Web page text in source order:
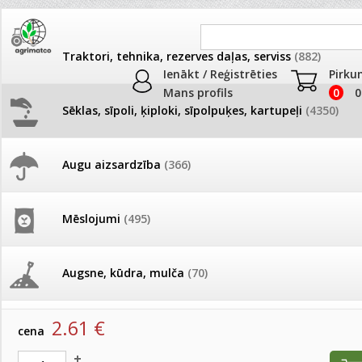
Ienākt / Reģistrēties
Mans profils
0
Traktori, tehnika, rezerves daļas, serviss (882)
Sēklas, sīpoli, ķiploki, sīpolpuķes, kartupeļi (4350)
Augu aizsardzība (366)
Mēslojumi (495)
Augsne, kūdra, mulča (70)
Podi un kasetes
JAUNUMI
Pašlasīšanas vietu katalogs
26.05. Vebinārs - Kā ierobežot
gliemežus piemājas dārzā un
Darba laiks Līgo svētkos
Ūdens piemērotības noteikšana
AKCIJAS
frēze + mulčieris +
AKCIJAS komplekts -
Lobēlijas
Produkti »Sēklas, sīpoli, ķiploki, sīpolpuķes, kartupeļi
Lobēlijas
Lobēlijas Regatta Sky Blue 1000 s (MS)
artikuls:
cena 2.61 €